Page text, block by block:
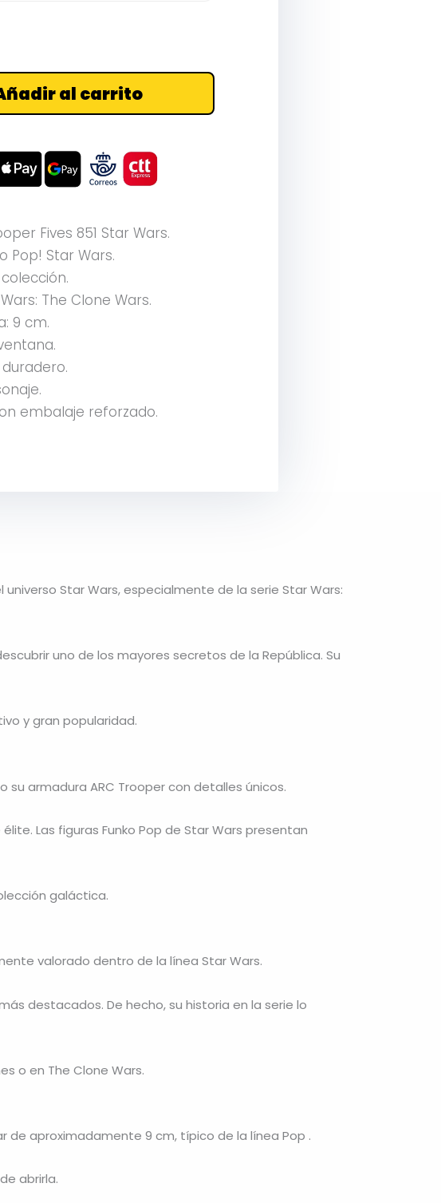
al carrito
Fives 851 Star Wars.
Pop! Star Wars.
The Clone Wars.
9 cm.
embalaje reforzado.
Star Wars, especialmente de la serie Star Wars:
uno de los mayores secretos de la República. Su
y gran popularidad.
su armadura ARC Trooper con detalles únicos.
Las figuras Funko Pop de Star Wars presentan
galáctica.
valorado dentro de la línea Star Wars.
destacados. De hecho, su historia en la serie lo
o en The Clone Wars.
de aproximadamente 9 cm, típico de la línea Pop .
abrirla.